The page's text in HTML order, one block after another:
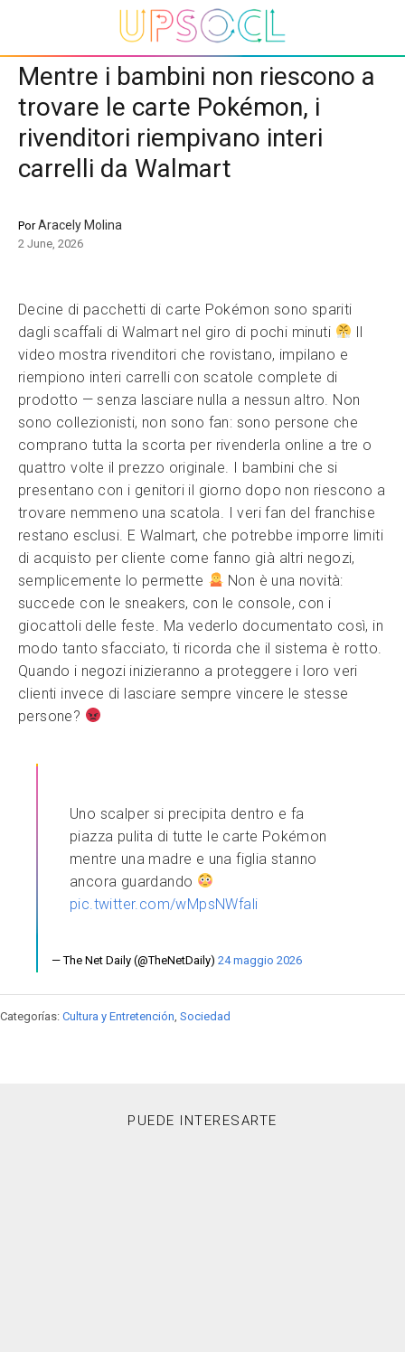
Mentre i bambini non riescono a
trovare le carte Pokémon, i
rivenditori riempivano interi
carrelli da Walmart
PorAracely Molina
2 June, 2026
Decine di pacchetti di carte Pokémon sono spariti
dagli scaffali di Walmart nel giro di pochi minuti
Il
video mostra rivenditori che rovistano, impilano e
riempiono interi carrelli con scatole complete di
prodotto — senza lasciare nulla a nessun altro. Non
sono collezionisti, non sono fan: sono persone che
comprano tutta la scorta per rivenderla online a tre o
quattro volte il prezzo originale. I bambini che si
presentano con i genitori il giorno dopo non riescono a
trovare nemmeno una scatola. I veri fan del franchise
restano esclusi. E Walmart, che potrebbe imporre limiti
di acquisto per cliente come fanno già altri negozi,
semplicemente lo permette
Non è una novità:
succede con le sneakers, con le console, con i
giocattoli delle feste. Ma vederlo documentato così, in
modo tanto sfacciato, ti ricorda che il sistema è rotto.
Quando i negozi inizieranno a proteggere i loro veri
clienti invece di lasciare sempre vincere le stesse
persone?
Uno scalper si precipita dentro e fa
piazza pulita di tutte le carte Pokémon
mentre una madre e una figlia stanno
ancora guardando
pic.twitter.com/wMpsNWfali
— The Net Daily (@TheNetDaily) 24 maggio 2026
Categorías: Cultura y Entretención Sociedad
PUEDE INTERESARTE